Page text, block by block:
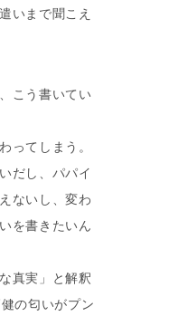
いまで聞こえ
こう書いてい
ってしまう。
だし、パパイ
ないし、変わ
を書きたいん
真実」と解釈
の匂いがプン